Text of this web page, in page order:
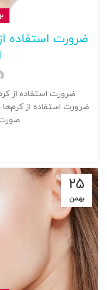
ضرورت استفاده
ضرورت استفاده از
ضرورت استفاده از
۲۵
بهمن